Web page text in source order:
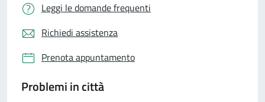
Leggi le domande frequenti
Richiedi assistenza
Prenota appuntamento
Problemi in città